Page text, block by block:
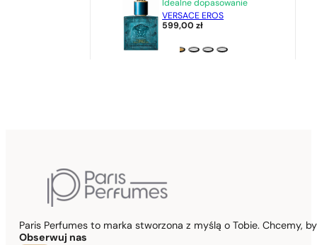
Idealne dopasowanie
VERSACE EROS
599,00zł
Paris Perfumes to marka stworzona z myślą o Tobie. Chcemy,
Obserwuj nas